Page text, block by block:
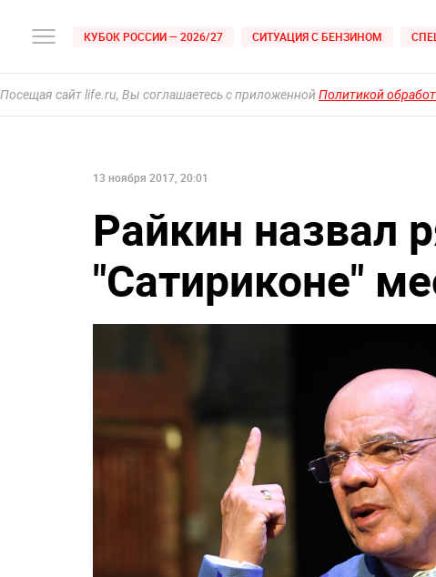
КУБОК РОССИИ — 2026/27 СИТУАЦИЯ С БЕНЗИНОМ
Посещая сайт life.ru, Вы соглашаетесь с приложеннойПолитикой
13 ноября 2017, 20:01
Райкин назвал
"Сатириконе"